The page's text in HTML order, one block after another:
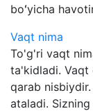
boʻyicha
Vaqt nima
To'g'ri vaqt
ta'kidladi. Vaqt
qarab
ataladi.